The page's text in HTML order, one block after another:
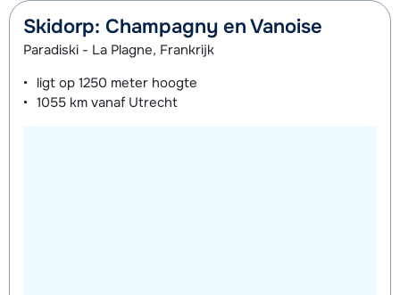
Skidorp: Champagny en Vanoise
Paradiski - La Plagne, Frankrijk
ligt op 1250 meter hoogte
1055 km vanaf Utrecht